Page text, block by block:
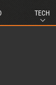
TECH